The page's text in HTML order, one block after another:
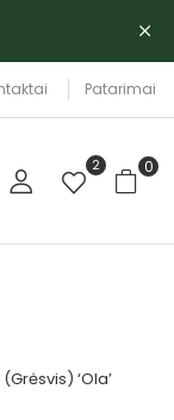
Patarimai
2 0
‘Ola’